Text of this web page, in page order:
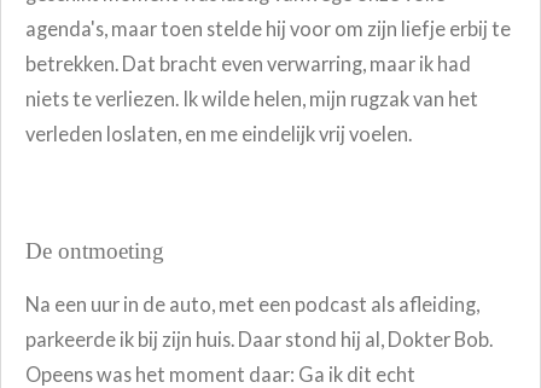
agenda's, maar toen stelde hij voor om zijn liefje erbij te
betrekken. Dat bracht even verwarring, maar ik had
niets te verliezen. Ik wilde helen, mijn rugzak van het
verleden loslaten, en me eindelijk vrij voelen.
De ontmoeting
Na een uur in de auto, met een podcast als afleiding,
parkeerde ik bij zijn huis. Daar stond hij al, Dokter Bob.
Opeens was het moment daar: Ga ik dit echt